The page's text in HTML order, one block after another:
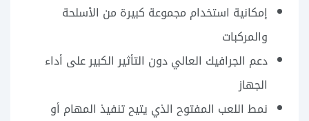
إمكانية استخدام مجموعة كبيرة من الأسلحة
والمركبات
دعم الجرافيك العالي دون التأثير الكبير على أداء
الجهاز
نمط اللعب المفتوح الذي يتيح تنفيذ المهام أو